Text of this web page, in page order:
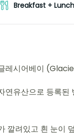
Breakfast +
레시어베이
연유산으로 등록된
깔려있고 흰 눈이